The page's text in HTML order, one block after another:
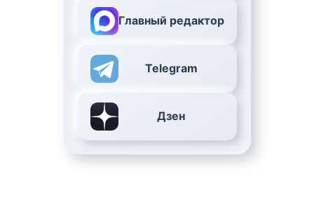
Главный редактор
Telegram
Дзен